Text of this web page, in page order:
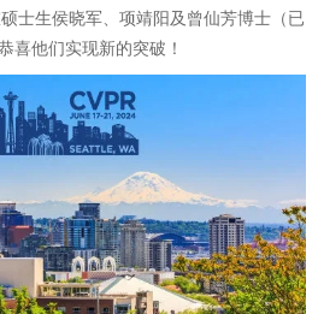
士生侯晓军、项靖阳及曾仙芳博士（已
喜他们实现新的突破！